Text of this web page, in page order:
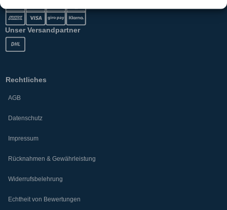
Unser Versandpartner
Rechtliches
AGB
Datenschutz
Impressum
Rücknahmen & Gewährleistung
Widerrufsbelehrung
Echtheit von Bewertungen